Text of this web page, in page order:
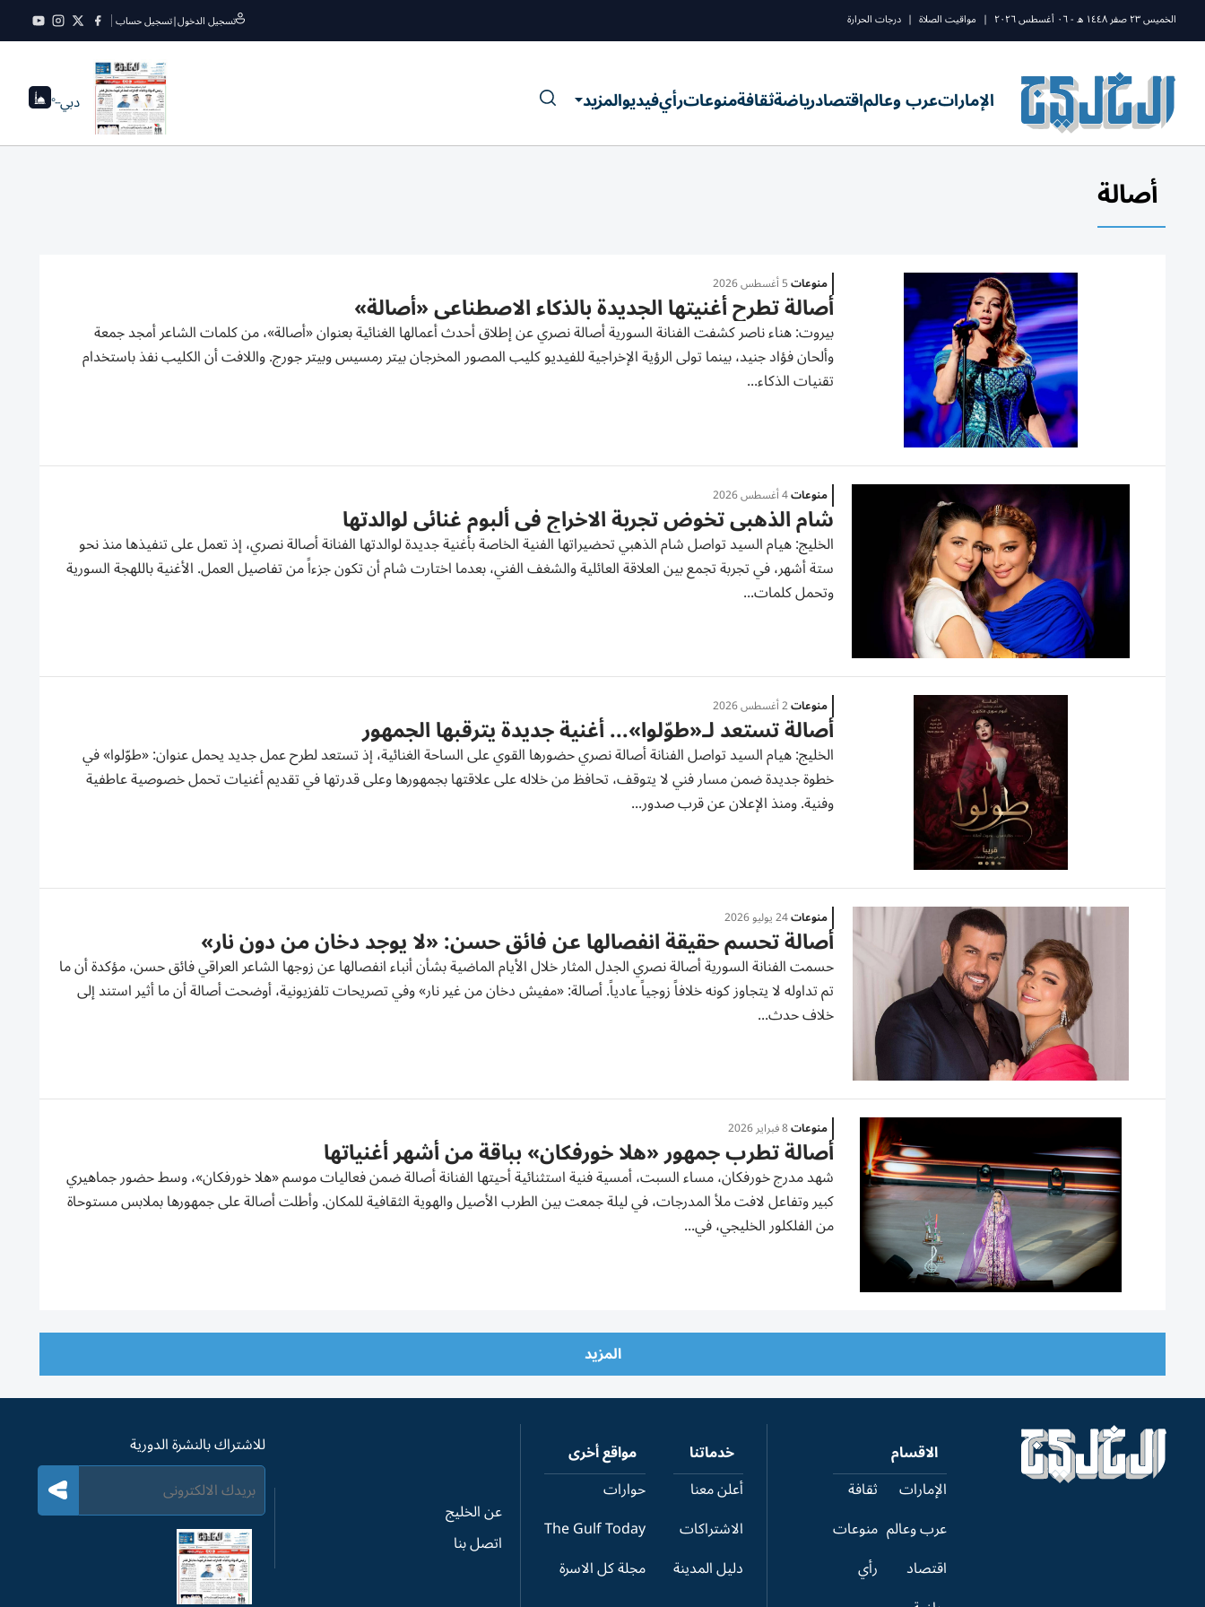
الخميس ٢٣ صفر ١٤٤٨ ه - ٠٦ أغسطس ٢٠٢٦ | مواقيت الصلاة | درجات الحرارة تسجيل الدخول|تسجيل حساب
الإماراتعرب وعالماقتصادرياضةثقافةمنوعاترأيفيديوالمزيد دبي--°
أصالة
منوعات5 أغسطس 2026
أصالة تطرح أغنيتها الجديدة بالذكاء الاصطناعي «أصالة»
بيروت: هناء ناصر كشفت الفنانة السورية أصالة نصري عن إطلاق أحدث أعمالها الغنائية بعنوان «أصالة»، من كلمات الشاعر أمجد جمعة
وألحان فؤاد جنيد، بينما تولى الرؤية الإخراجية للفيديو كليب المصور المخرجان بيتر رمسيس وبيتر جورج. واللافت أن الكليب نفذ باستخدام
تقنيات الذكاء...
منوعات4 أغسطس 2026
شام الذهبي تخوض تجربة الاخراج في ألبوم غنائي لوالدتها
الخليج: هيام السيد تواصل شام الذهبي تحضيراتها الفنية الخاصة بأغنية جديدة لوالدتها الفنانة أصالة نصري، إذ تعمل على تنفيذها منذ نحو
ستة أشهر، في تجربة تجمع بين العلاقة العائلية والشغف الفني، بعدما اختارت شام أن تكون جزءاً من تفاصيل العمل. الأغنية باللهجة السورية
وتحمل كلمات...
منوعات2 أغسطس 2026
أصالة تستعد لـ«طوّلوا»... أغنية جديدة يترقبها الجمهور
الخليج: هيام السيد تواصل الفنانة أصالة نصري حضورها القوي على الساحة الغنائية، إذ تستعد لطرح عمل جديد يحمل عنوان: «طوّلوا» في
خطوة جديدة ضمن مسار فني لا يتوقف، تحافظ من خلاله على علاقتها بجمهورها وعلى قدرتها في تقديم أغنيات تحمل خصوصية عاطفية
وفنية. ومنذ الإعلان عن قرب صدور...
منوعات24 يوليو 2026
أصالة تحسم حقيقة انفصالها عن فائق حسن: «لا يوجد دخان من دون نار»
حسمت الفنانة السورية أصالة نصري الجدل المثار خلال الأيام الماضية بشأن أنباء انفصالها عن زوجها الشاعر العراقي فائق حسن، مؤكدة أن ما
تم تداوله لا يتجاوز كونه خلافاً زوجياً عادياً. أصالة: «مفيش دخان من غير نار» وفي تصريحات تلفزيونية، أوضحت أصالة أن ما أثير استند إلى
خلاف حدث...
منوعات8 فبراير 2026
أصالة تطرب جمهور «هلا خورفكان» بباقة من أشهر أغنياتها
شهد مدرج خورفكان، مساء السبت، أمسية فنية استثنائية أحيتها الفنانة أصالة ضمن فعاليات موسم «هلا خورفكان»، وسط حضور جماهيري
كبير وتفاعل لافت ملأ المدرجات، في ليلة جمعت بين الطرب الأصيل والهوية الثقافية للمكان. وأطلت أصالة على جمهورها بملابس مستوحاة
من الفلكلور الخليجي، في...
المزيد
الاقسام
الإمارات
عرب وعالم
اقتصاد
ثقافة
منوعات
رأي
خدماتنا
أعلن معنا
الاشتراكات
دليل المدينة
مواقع أخرى
حوارات
The Gulf Today
مجلة كل الاسرة
عن الخليج
اتصل بنا
للاشتراك بالنشرة الدورية